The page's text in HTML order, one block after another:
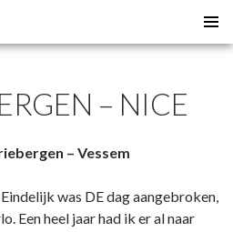
– NICE
– Vessem
was DE dag aangebroken,
Een heel jaar had ik er al naar